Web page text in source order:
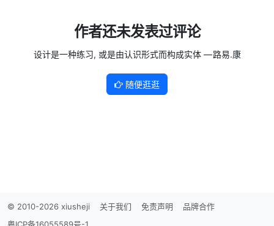
作者还未发表过评论
设计是一种练习, 或是由认识形式而构成实体 — 路易.康
随便逛逛
© 2010-2026 xiusheji 关于我们 免责声明
品牌合作